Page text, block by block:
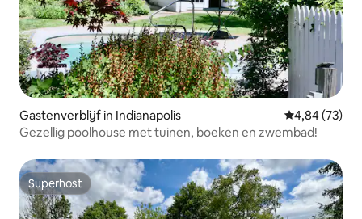
Gastenverblijf in Indianapolis Gemiddelde
4,84 (73)
Gezellig poolhouse met tuinen, boeken en zwembad!
Superhost
Superhost